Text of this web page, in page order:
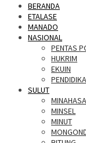
BERANDA
ETALASE
MANADO
NASIONAL
PENTAS
HUKRIM
EKUIN
SULUT
MINAHASA
MINSEL
MINUT